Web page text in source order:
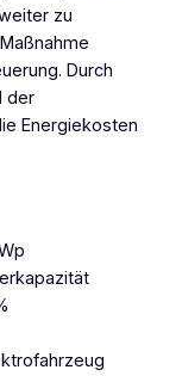
zu
Durch
der
Energiekosten